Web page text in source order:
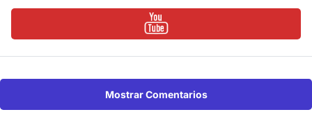
Mostrar Comentarios